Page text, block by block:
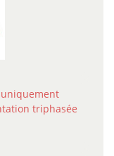
triphasée